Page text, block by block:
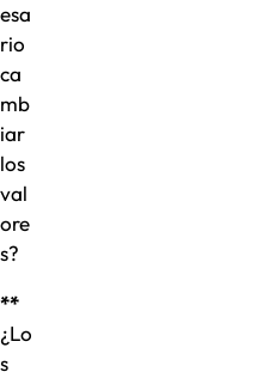
esa
rio
ca
mb
iar
los
val
ore
s?
**
¿Lo
s